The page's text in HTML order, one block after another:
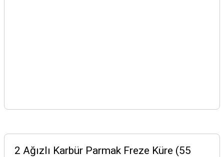
2 Ağızlı Karbür Parmak Freze Küre (55